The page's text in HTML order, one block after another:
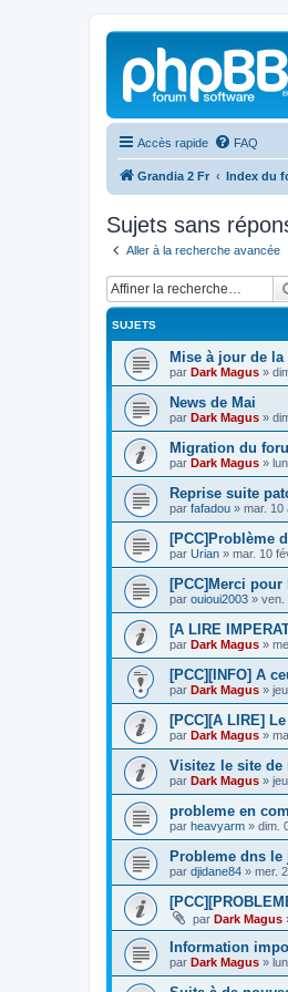
Accès rapide FAQ
Grandia 2 Fr Index du
Sujets sans
Aller à la recherche avancée
SUJETS
Mise à jour de
par Dark Magus »
News de Mai
par Dark Magus »
Migration du
par Dark Magus »
Reprise suite
par fafadou » mar. 10
[PCC]Problème
par Urian » mar. 10
[PCC]Merci
par ouioui2003 » ven.
[A LIRE
par Dark Magus »
[PCC][INFO] A
par Dark Magus »
[PCC][A LIRE]
par Dark Magus »
Visitez le site de
par Dark Magus »
probleme en
par heavyarm » dim.
Probleme dns le
par djidane84 » mer.
par Dark Magus
Information
par Dark Magus »